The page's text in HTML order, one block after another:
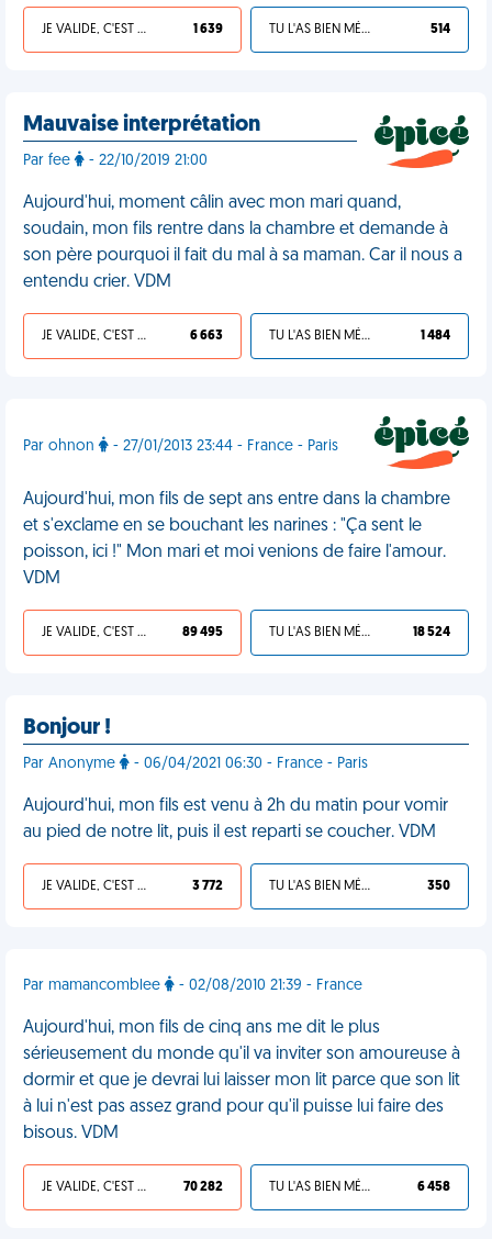
JE VALIDE, C'EST UNE VDM 1 639 TU L'AS BIEN MÉRITÉ 514
Mauvaise interprétation
Par fee - 22/10/2019 21:00
Aujourd'hui, moment câlin avec mon mari quand,
soudain, mon fils rentre dans la chambre et demande à
son père pourquoi il fait du mal à sa maman. Car il nous a
entendu crier. VDM
JE VALIDE, C'EST UNE VDM 6 663 TU L'AS BIEN MÉRITÉ 1 484
Par ohnon - 27/01/2013 23:44 - France - Paris
Aujourd'hui, mon fils de sept ans entre dans la chambre
et s'exclame en se bouchant les narines : "Ça sent le
poisson, ici !" Mon mari et moi venions de faire l'amour.
VDM
JE VALIDE, C'EST UNE VDM 89 495 TU L'AS BIEN MÉRITÉ 18 524
Bonjour !
Par Anonyme - 06/04/2021 06:30 - France - Paris
Aujourd'hui, mon fils est venu à 2h du matin pour vomir
au pied de notre lit, puis il est reparti se coucher. VDM
JE VALIDE, C'EST UNE VDM 3 772 TU L'AS BIEN MÉRITÉ 350
Par mamancomblee - 02/08/2010 21:39 - France
Aujourd'hui, mon fils de cinq ans me dit le plus
sérieusement du monde qu'il va inviter son amoureuse à
dormir et que je devrai lui laisser mon lit parce que son lit
à lui n'est pas assez grand pour qu'il puisse lui faire des
bisous. VDM
JE VALIDE, C'EST UNE VDM 70 282 TU L'AS BIEN MÉRITÉ 6 458